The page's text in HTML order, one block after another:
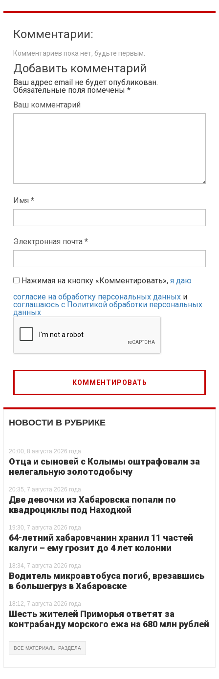
Комментарии:
Комментариев пока нет, будьте первым.
Добавить комментарий
Ваш адрес email не будет опубликован.
Обязательные поля помечены *
Ваш комментарий
Имя *
Электронная почта *
Нажимая на кнопку «Комментировать», я даю
согласие на обработку персональных данных и
соглашаюсь с Политикой обработки персональных
данных
НОВОСТИ В РУБРИКЕ
20:00, 8 августа 2026 года
Отца и сыновей с Колымы оштрафовали за
нелегальную золотодобычу
20:35, 7 августа 2026 года
Две девочки из Хабаровска попали по
квадроциклы под Находкой
19:30, 7 августа 2026 года
64-летний хабаровчанин хранил 11 частей
калуги – ему грозит до 4 лет колонии
18:34, 7 августа 2026 года
Водитель микроавтобуса погиб, врезавшись
в большегруз в Хабаровске
18:12, 7 августа 2026 года
Шесть жителей Приморья ответят за
контрабанду морского ежа на 680 млн рублей
ВСЕ МАТЕРИАЛЫ РАЗДЕЛА